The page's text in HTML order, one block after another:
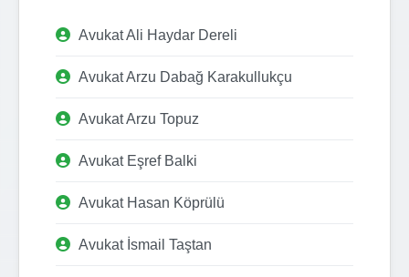
Avukat Ali Haydar Dereli
Avukat Arzu Dabağ Karakullukçu
Avukat Arzu Topuz
Avukat Eşref Balki
Avukat Hasan Köprülü
Avukat İsmail Taştan